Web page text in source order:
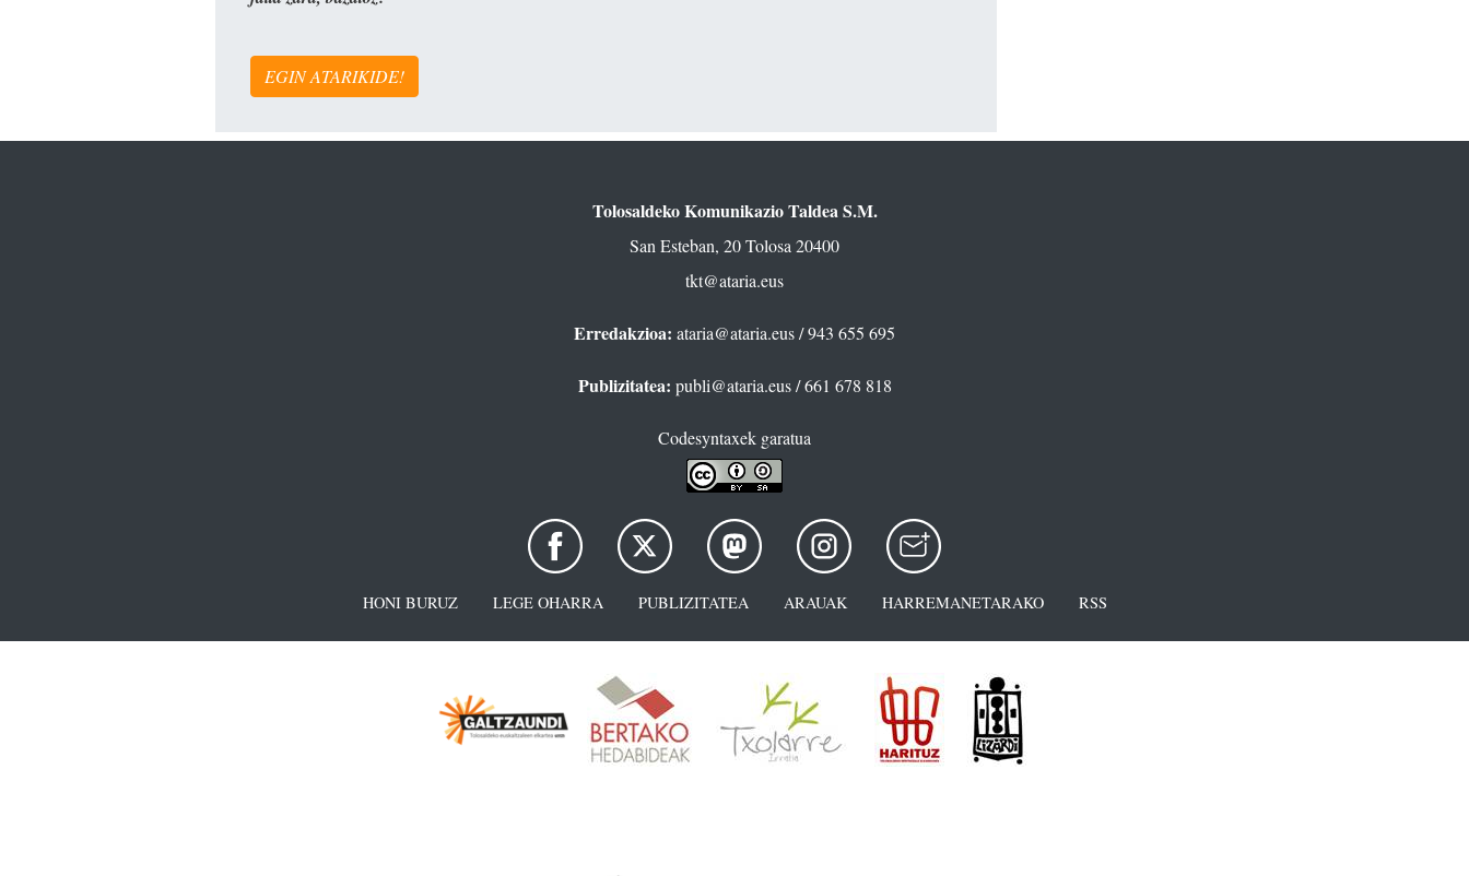
EGIN ATARIKIDE!
Tolosaldeko Komunikazio Taldea S.M.
San Esteban, 20 Tolosa 20400
tkt@ataria.eus
Erredakzioa: ataria@ataria.eus/ 943 655 695
Publizitatea: publi@ataria.eus/ 661 678 818
Codesyntaxek garatua
HONI BURUZ LEGE OHARRA PUBLIZITATEA ARAUAK HARREMANETARAKO RSS